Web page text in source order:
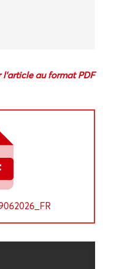
l’article au for­mat PDF